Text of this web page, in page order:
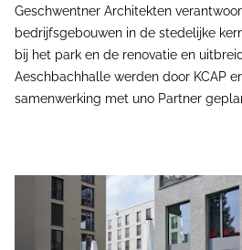
Geschwentner Architekten
bedrijfsgebouwen in de stedelijke
bij het park en de renovatie en
Aeschbachhalle werden door KCAP
samenwerking met uno Partner